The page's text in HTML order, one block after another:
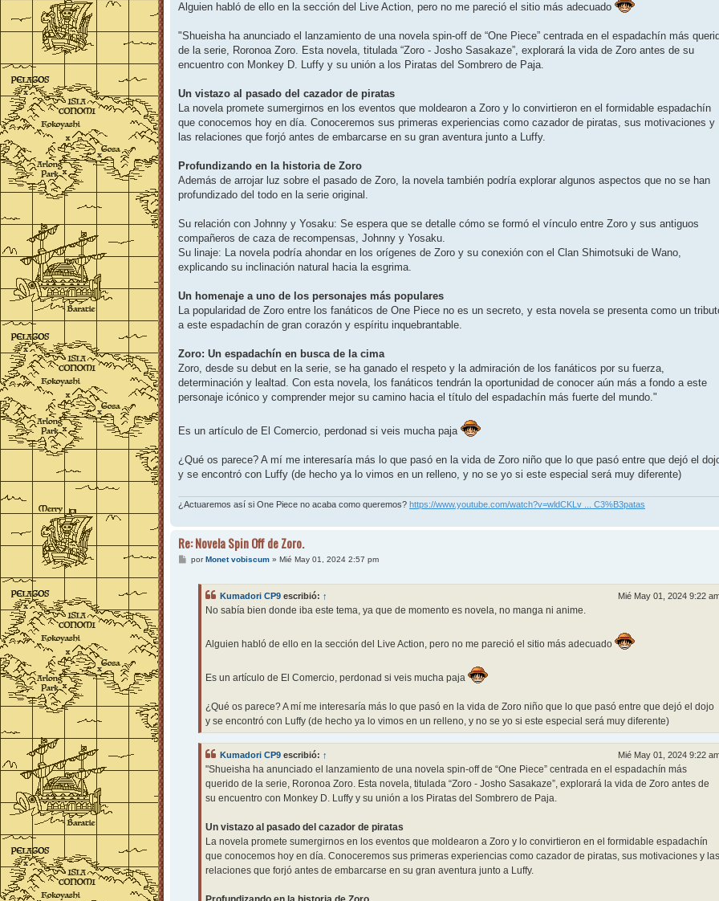
e
Alguien habló de ello en la sección del Live Action, pero no me pareció el sitio más adecuado
"Shueisha ha anunciado el lanzamiento de una novela spin-off de “One Piece” centrada en el espadachín más
de la serie, Roronoa Zoro. Esta novela, titulada “Zoro - Josho Sasakaze”, explorará la vida de Zoro antes de su
encuentro con Monkey D. Luffy y su unión a los Piratas del Sombrero de Paja.
Un vistazo al pasado del cazador de piratas
La novela promete sumergirnos en los eventos que moldearon a Zoro y lo convirtieron en el formidable espadachín
que conocemos hoy en día. Conoceremos sus primeras experiencias como cazador de piratas, sus motivaciones y
las relaciones que forjó antes de embarcarse en su gran aventura junto a Luffy.
Profundizando en la historia de Zoro
Además de arrojar luz sobre el pasado de Zoro, la novela también podría explorar algunos aspectos que no se han
profundizado del todo en la serie original.
Su relación con Johnny y Yosaku: Se espera que se detalle cómo se formó el vínculo entre Zoro y sus antiguos
compañeros de caza de recompensas, Johnny y Yosaku.
Su linaje: La novela podría ahondar en los orígenes de Zoro y su conexión con el Clan Shimotsuki de Wano,
explicando su inclinación natural hacia la esgrima.
Un homenaje a uno de los personajes más populares
La popularidad de Zoro entre los fanáticos de One Piece no es un secreto, y esta novela se presenta como un
a este espadachín de gran corazón y espíritu inquebrantable.
Zoro: Un espadachín en busca de la cima
Zoro, desde su debut en la serie, se ha ganado el respeto y la admiración de los fanáticos por su fuerza,
determinación y lealtad. Con esta novela, los fanáticos tendrán la oportunidad de conocer aún más a fondo a este
personaje icónico y comprender mejor su camino hacia el título del espadachín más fuerte del mundo."
Es un artículo de El Comercio, perdonad si veis mucha paja
¿Qué os parece? A mí me interesaría más lo que pasó en la vida de Zoro niño que lo que pasó entre que dejó el
y se encontró con Luffy (de hecho ya lo vimos en un relleno, y no se yo si este especial será muy diferente)
¿Actuaremos así si One Piece no acaba como queremos? https://www.youtube.com/watch?v=wldCKLv ... C3%B3patas
Re: Novela Spin Off de Zoro.
MporMonet vobiscum» Mié May 01, 2024 2:57 pm
Kumadori CP9 escribió: ↑ Mié May 01, 2024 9:22
No sabía bien donde iba este tema, ya que de momento es novela, no manga ni anime.
Alguien habló de ello en la sección del Live Action, pero no me pareció el sitio más adecuado
Es un artículo de El Comercio, perdonad si veis mucha paja
¿Qué os parece? A mí me interesaría más lo que pasó en la vida de Zoro niño que lo que pasó entre que dejó el dojo
y se encontró con Luffy (de hecho ya lo vimos en un relleno, y no se yo si este especial será muy diferente)
Kumadori CP9 escribió: ↑ Mié May 01, 2024 9:22
"Shueisha ha anunciado el lanzamiento de una novela spin-off de “One Piece” centrada en el espadachín más
querido de la serie, Roronoa Zoro. Esta novela, titulada “Zoro - Josho Sasakaze”, explorará la vida de Zoro antes de
su encuentro con Monkey D. Luffy y su unión a los Piratas del Sombrero de Paja.
Un vistazo al pasado del cazador de piratas
La novela promete sumergirnos en los eventos que moldearon a Zoro y lo convirtieron en el formidable espadachín
que conocemos hoy en día. Conoceremos sus primeras experiencias como cazador de piratas, sus motivaciones y las
relaciones que forjó antes de embarcarse en su gran aventura junto a Luffy.